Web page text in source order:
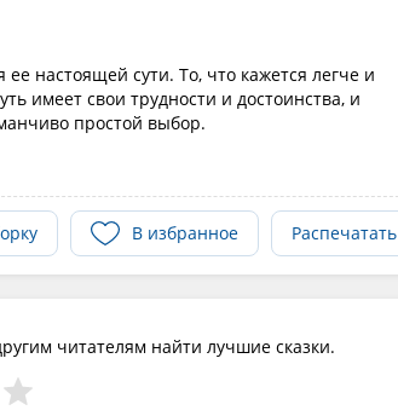
настоящей сути. То, что кажется легче и
имеет свои трудности и достоинства, и
простой выбор.
В избранное Распечатать
читателям найти лучшие сказки.